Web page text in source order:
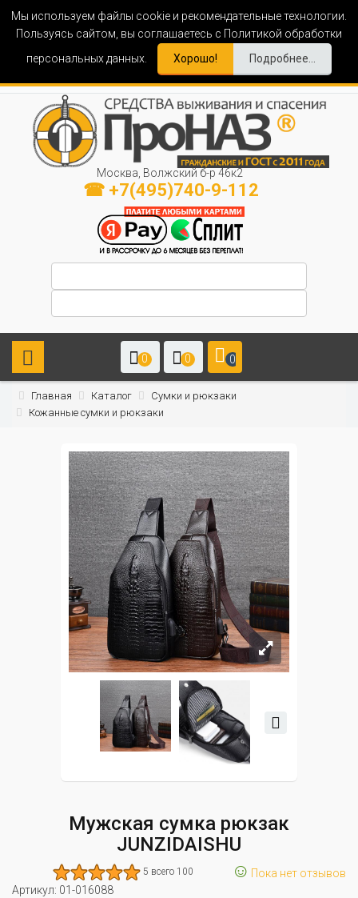
Мы используем файлы cookie и рекомендательные технологии.
Пользуясь сайтом, вы соглашаетесь с Политикой обработки
персональных данных.
Хорошо! Подробнее...
Москва, Волжский б-р 46к2
☎ +7(495)740-9-112
0 0 0
Главная Каталог
Сумки и рюкзаки
Кожанные сумки и рюкзаки
Мужская сумка рюкзак
JUNZIDAISHU
5 всего 100 ☺ Пока нет отзывов
Артикул: 01-016088